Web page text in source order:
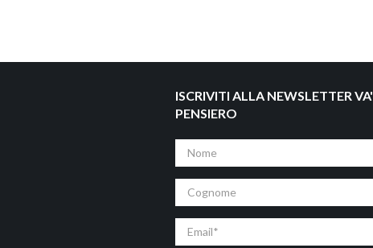
ISCRIVITI ALLA NEWSLETTER VA'
PENSIERO
Nome
Cognome
Email